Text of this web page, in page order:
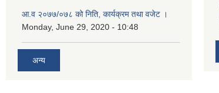
आ.व २०७७/०७८ को निति, कार्यक्रम तथा वजेट ।
Monday, June 29, 2020 - 10:48
अन्य